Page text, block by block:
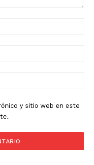
y sitio web en este